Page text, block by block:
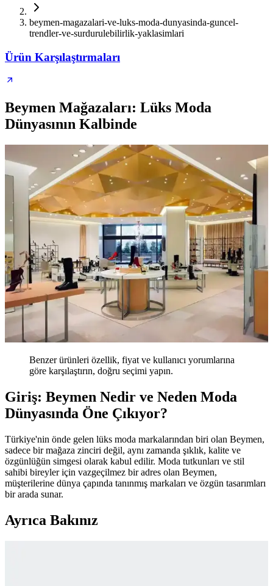
beymen-magazalari-ve-luks-moda-dunyasinda-guncel-
trendler-ve-surdurulebilirlik-yaklasimlari
Ürün Karşılaştırmaları
Beymen Mağazaları: Lüks Moda
Dünyasının Kalbinde
Benzer ürünleri özellik, fiyat ve kullanıcı yorumlarına
göre karşılaştırın, doğru seçimi yapın.
Giriş: Beymen Nedir ve Neden Moda
Dünyasında Öne Çıkıyor?
Türkiye'nin önde gelen lüks moda markalarından biri olan Beymen,
sadece bir mağaza zinciri değil, aynı zamanda şıklık, kalite ve
özgünlüğün simgesi olarak kabul edilir. Moda tutkunları ve stil
sahibi bireyler için vazgeçilmez bir adres olan Beymen,
müşterilerine dünya çapında tanınmış markaları ve özgün tasarımları
bir arada sunar.
Ayrıca Bakınız